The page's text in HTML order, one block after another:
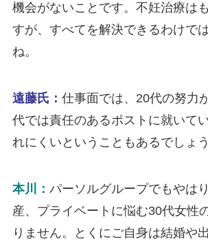
機会がないことです。不妊治療は
すが、すべてを解決できるわけで
ね。
遠藤氏： 仕事面では、20代の努力
代では責任のあるポストに就いて
れにくいということもあるでしょう
本川： パーソルグループでもやは
産、プライベートに悩む30代女性
りません。とくにご自身は結婚や